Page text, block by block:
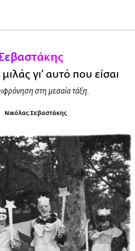
γι’ αυτό που είσαι
στη μεσαία τάξη.
Νικόλας Σεβαστάκης